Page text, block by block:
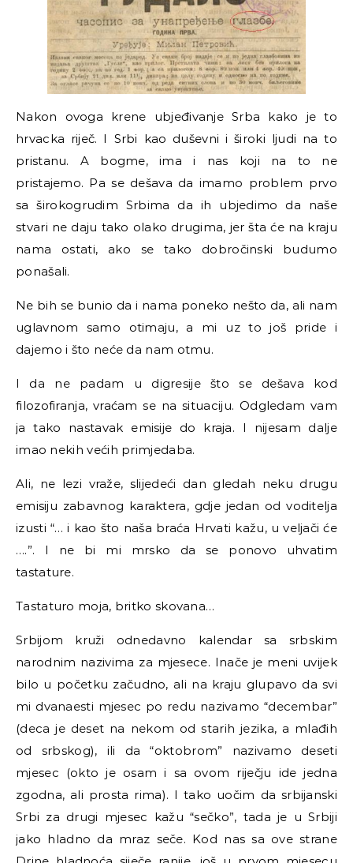
Nakon ovoga krene ubjeđivanje Srba kako je to
hrvacka riječ. I Srbi kao duševni i široki ljudi na to
pristanu. A bogme, ima i nas koji na to ne
pristajemo. Pa se dešava da imamo problem prvo
sa širokogrudim Srbima da ih ubjedimo da naše
stvari ne daju tako olako drugima, jer šta će na kraju
nama ostati, ako se tako dobročinski budumo
ponašali.
Ne bih se bunio da i nama poneko nešto da, ali nam
uglavnom samo otimaju, a mi uz to još pride i
dajemo i što neće da nam otmu.
I da ne padam u digresije što se dešava kod
filozofiranja, vraćam se na situaciju. Odgledam vam
ja tako nastavak emisije do kraja. I nijesam dalje
imao nekih većih primjedaba.
Ali, ne lezi vraže, slijedeći dan gledah neku drugu
emisiju zabavnog karaktera, gdje jedan od voditelja
izusti “… i kao što naša braća Hrvati kažu, u veljači će
….”. I ne bi mi mrsko da se ponovo uhvatim
tastature.
Tastaturo moja, britko skovana…
Srbijom kruži odnedavno kalendar sa srbskim
narodnim nazivima za mjesece. Inače je meni uvijek
bilo u početku začudno, ali na kraju glupavo da svi
mi dvanaesti mjesec po redu nazivamo “decembar”
(deca je deset na nekom od starih jezika, a mlađih
od srbskog), ili da “oktobrom” nazivamo deseti
mjesec (okto je osam i sa ovom riječju ide jedna
zgodna, ali prosta rima). I tako uočim da srbijanski
Srbi za drugi mjesec kažu “sečko”, tada je u Srbiji
jako hladno da mraz seče. Kod nas sa ove strane